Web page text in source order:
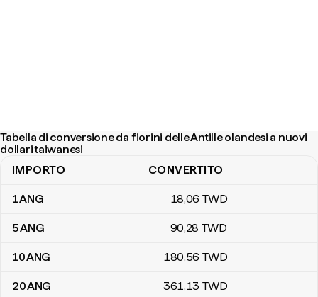
Tabella di conversione da fiorini delle Antille olandesi a nuovi
dollari taiwanesi
Tabella di conversione da fiorini delle Antille olandesi a nuovi
IMPORTO CONVERTITO
1ANG 18,06 TWD
5ANG 90,28 TWD
10ANG 180,56 TWD
20ANG 361,13 TWD